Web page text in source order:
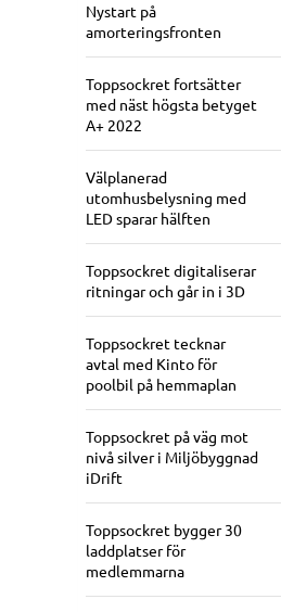
Nystart på
amorteringsfronten
Toppsockret fortsätter
med näst högsta betyget
A+ 2022
Välplanerad
utomhusbelysning med
LED sparar hälften
Toppsockret digitaliserar
ritningar och går in i 3D
Toppsockret tecknar
avtal med Kinto för
poolbil på hemmaplan
Toppsockret på väg mot
nivå silver i Miljöbyggnad
iDrift
Toppsockret bygger 30
laddplatser för
medlemmarna